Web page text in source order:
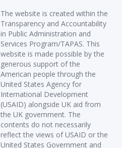
The website is created within the
Transparency and Accountability
in Public Administration and
Services Program/TAPAS. This
website is made possible by the
generous support of the
American people through the
United States Agency for
International Development
(USAID) alongside UK aid from
the UK government. The
contents do not necessarily
reflect the views of USAID or the
United States Government and